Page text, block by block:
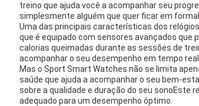
treino que ajuda você a acompanhar seu
simplesmente alguém que quer ficar em
Uma das principais características dos
que é equipado com sensores avançados
calorias queimadas durante as sessões de
acompanhar o seu desempenho em tempo real.
Mas o Sport Smart Watches não se limita
saúde que ajuda a acompanhar o seu bem-
sobre a qualidade e duração do seu sonoEste
adequado para um desempenho óptimo.